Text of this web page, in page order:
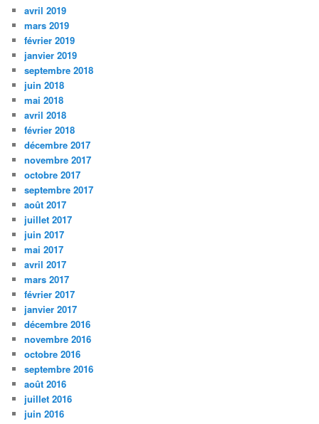
avril 2019
mars 2019
février 2019
janvier 2019
septembre 2018
juin 2018
mai 2018
avril 2018
février 2018
décembre 2017
novembre 2017
octobre 2017
septembre 2017
août 2017
juillet 2017
juin 2017
mai 2017
avril 2017
mars 2017
février 2017
janvier 2017
décembre 2016
novembre 2016
octobre 2016
septembre 2016
août 2016
juillet 2016
juin 2016